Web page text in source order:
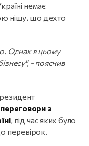
немає
нішу, що дехто
Однак в цьому
- пояснив
з
, під час яких було
перевірок.